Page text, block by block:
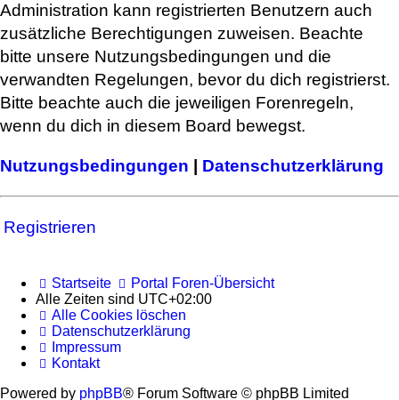
Administration kann registrierten Benutzern auch
zusätzliche Berechtigungen zuweisen. Beachte
bitte unsere Nutzungsbedingungen und die
verwandten Regelungen, bevor du dich registrierst.
Bitte beachte auch die jeweiligen Forenregeln,
wenn du dich in diesem Board bewegst.
Nutzungsbedingungen Datenschutzerklärung
Registrieren
Startseite Portal
Foren-Übersicht
Alle Zeiten sind UTC+02:00
Alle Cookies löschen
Datenschutzerklärung
Impressum
Kontakt
Powered by phpBB® Forum Software © phpBB Limited